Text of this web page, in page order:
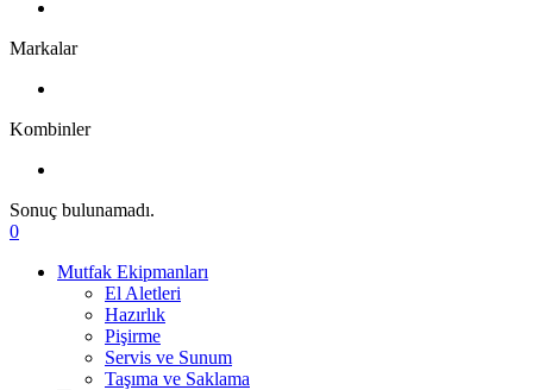
Markalar
Kombinler
Sonuç bulunamadı.
0
Mutfak Ekipmanları
El Aletleri
Hazırlık
Pişirme
Servis ve Sunum
Taşıma ve Saklama